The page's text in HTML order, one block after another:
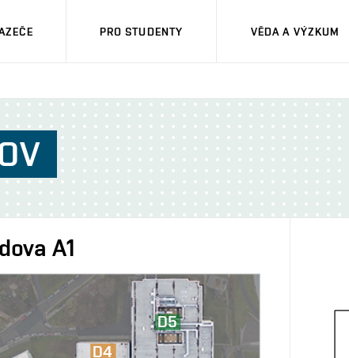
PRO STUDENTY VĚDA A VÝZKUM
A1